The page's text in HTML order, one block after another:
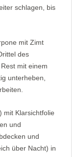
schlagen, bis
mit Zimt
des
mit einem
unterheben,
mit Klarsichtfolie
und
und
über Nacht) in